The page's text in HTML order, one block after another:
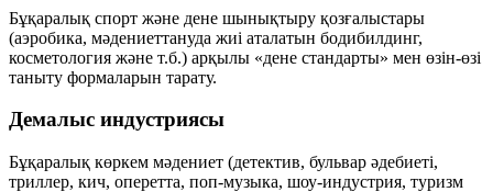
Бұқаралық спорт және дене шынықтыру қозғалыстары
(аэробика, мәдениеттануда жиі аталатын бодибилдинг,
косметология және т.б.) арқылы «дене стандарты» мен өзін-өзі
таныту формаларын тарату.
Демалыс индустриясы
Бұқаралық көркем мәдениет (детектив, бульвар әдебиеті,
триллер, кич, оперетта, поп-музыка, шоу-индустрия, туризм